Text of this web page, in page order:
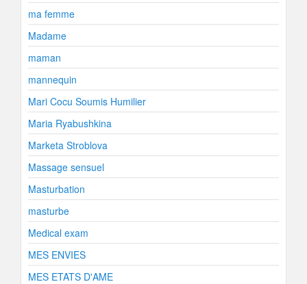
ma femme
Madame
maman
mannequin
Mari Cocu Soumis Humilier
Maria Ryabushkina
Marketa Stroblova
Massage sensuel
Masturbation
masturbe
Medical exam
MES ENVIES
MES ETATS D'AME